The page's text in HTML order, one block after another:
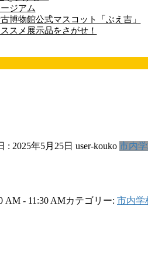
ジアム
博物館公式マスコット「ぶえ吉」
スメ展示品をさがせ！
: 2025年5月25日 user-kouko 市内
AM - 11:30 AMカテゴリー: 市内学